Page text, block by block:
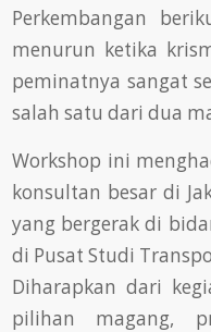
Perkembangan
menurun ketika
peminatnya sangat
salah satu dari dua
Workshop ini
konsultan besar di
yang bergerak di
di Pusat Studi
Diharapkan dari
pilihan magang,